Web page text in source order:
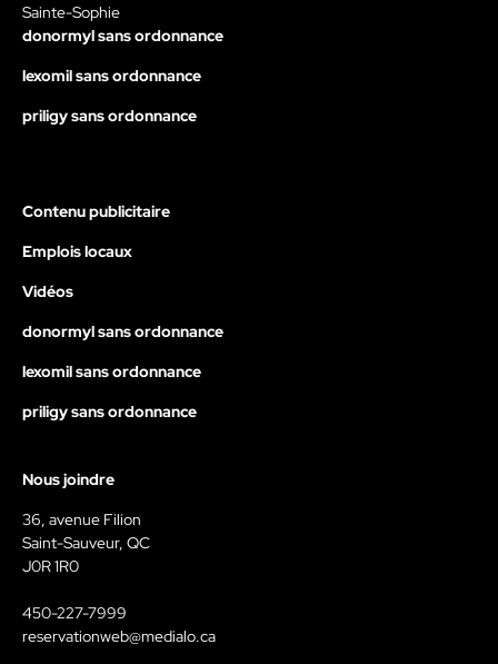
Sainte-Sophie
donormyl sans ordonnance
lexomil sans ordonnance
priligy sans ordonnance
Contenu publicitaire
Emplois locaux
Vidéos
donormyl sans ordonnance
lexomil sans ordonnance
priligy sans ordonnance
Nous joindre
36, avenue Filion
Saint-Sauveur, QC
J0R 1R0
450-227-7999
reservationweb@medialo.ca